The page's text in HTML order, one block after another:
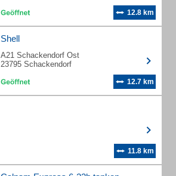
12.8 km
Shell
A21 Schackendorf Ost
23795 Schackendorf
12.7 km
11.8 km